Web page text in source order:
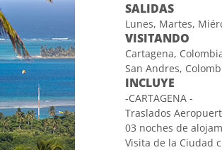
SALIDAS
Lunes, Martes,
VISITANDO
Cartagena,
San Andres,
INCLUYE
-CARTAGENA -
Traslados
03 noches de
Visita de la Ciudad